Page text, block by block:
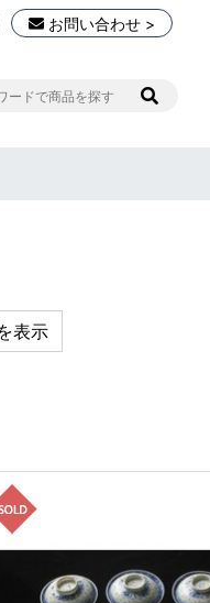
お問い合わせ >
表示